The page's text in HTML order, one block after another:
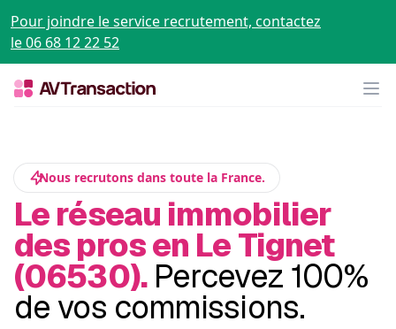
Pour joindre le service recrutement, contactez
le 06 68 12 22 52
Nous recrutons dans toute la France.
Le réseau immobilier
des pros en Le Tignet
(06530). Percevez 100%
de vos commissions.